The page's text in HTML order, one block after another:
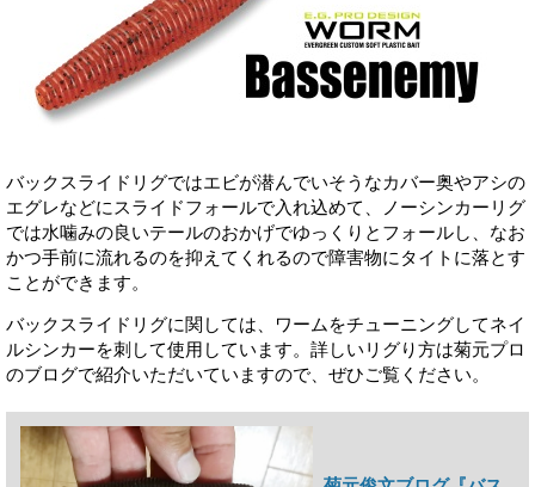
バックスライドリグではエビが潜んでいそうなカバー奥やアシの
エグレなどにスライドフォールで入れ込めて、ノーシンカーリグ
では水噛みの良いテールのおかげでゆっくりとフォールし、なお
かつ手前に流れるのを抑えてくれるので障害物にタイトに落とす
ことができます。
バックスライドリグに関しては、ワームをチューニングしてネイ
ルシンカーを刺して使用しています。詳しいリグり方は菊元プロ
のブログで紹介いただいていますので、ぜひご覧ください。